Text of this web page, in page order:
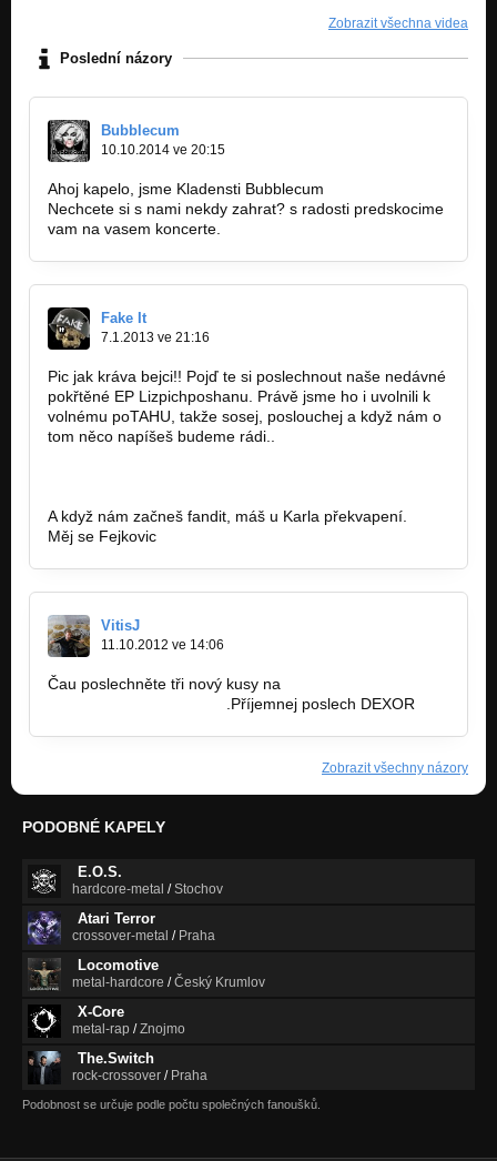
Zobrazit všechna videa
Poslední názory
Bubblecum
10.10.2014 ve 20:15
Ahoj kapelo, jsme Kladensti Bubblecum
Nechcete si s nami nekdy zahrat? s radosti predskocime
vam na vasem koncerte.
Fake It
7.1.2013 ve 21:16
Pic jak kráva bejci!! Pojď te si poslechnout naše nedávné
pokřtěné EP Lizpichposhanu. Právě jsme ho i uvolnili k
volnému poTAHU, takže sosej, poslouchej a když nám o
tom něco napíšeš budeme rádi..
A když nám začneš fandit, máš u Karla překvapení.
Měj se Fejkovic
VitisJ
11.10.2012 ve 14:06
Čau poslechněte tři nový kusy na
.Příjemnej poslech DEXOR
Zobrazit všechny názory
PODOBNÉ KAPELY
E.O.S.
hardcore-metal /Stochov
Atari Terror
crossover-metal / Praha
Locomotive
metal-hardcore /Český Krumlov
X-Core
metal-rap /Znojmo
The.Switch
rock-crossover / Praha
Podobnost se určuje podle počtu společných fanoušků.